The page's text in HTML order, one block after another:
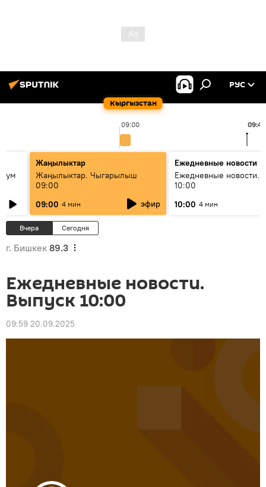
Кыргызстан
РУС
09:00 09:42
Жаңылыктар
Жаңылыктар. Чыгарылыш
09:00
09:00 4 мин эфир
Ежедневные новости
Ежедневные новости.
10:00
10:00 4 мин
Вчера Сегодня
г. Бишкек 89.3
Ежедневные новости.
Выпуск 10:00
09:59 20.09.2025